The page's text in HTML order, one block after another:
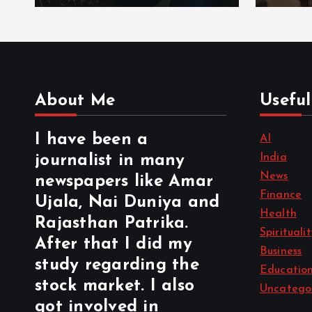
About Me
I have been a
journalist in many
newspapers like Amar
Ujala, Nai Duniya and
Rajasthan Patrika.
After that I did my
study regarding the
stock market. I also
got involved in
AI
India
News
Finance
Health
Business
Education